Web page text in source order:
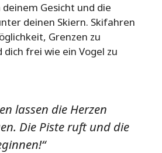
Gesicht und die
deinen Skiern. Skifahren
Grenzen zu
frei wie ein Vogel zu
lassen die Herzen
Die Piste ruft und die